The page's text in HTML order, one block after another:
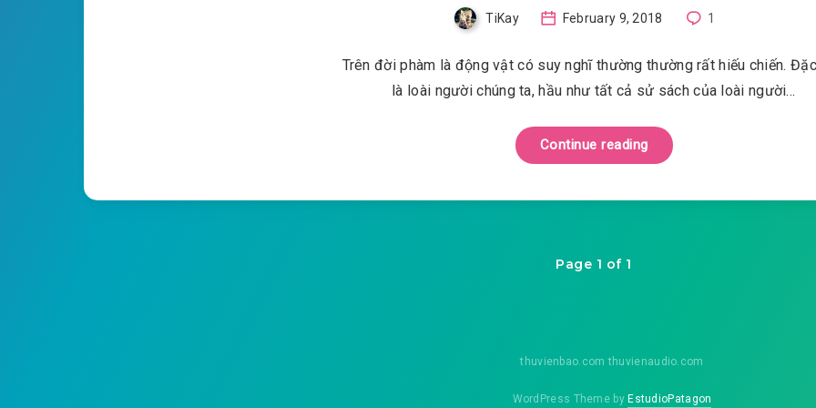
TiKay February 9, 2018 1
Trên đời phàm là động vật có suy nghĩ thường thường rất hiếu chiến.
là loài người chúng ta, hầu như tất cả sử sách của loài người…
Continue reading
Page 1 of 1
thuvienbao.com thuvienaudio.com
WordPress Theme by EstudioPatagon